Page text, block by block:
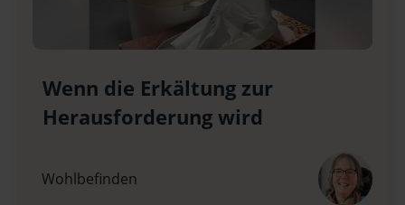
Wenn die Erkältung zur
Herausforderung wird
Wohlbefinden